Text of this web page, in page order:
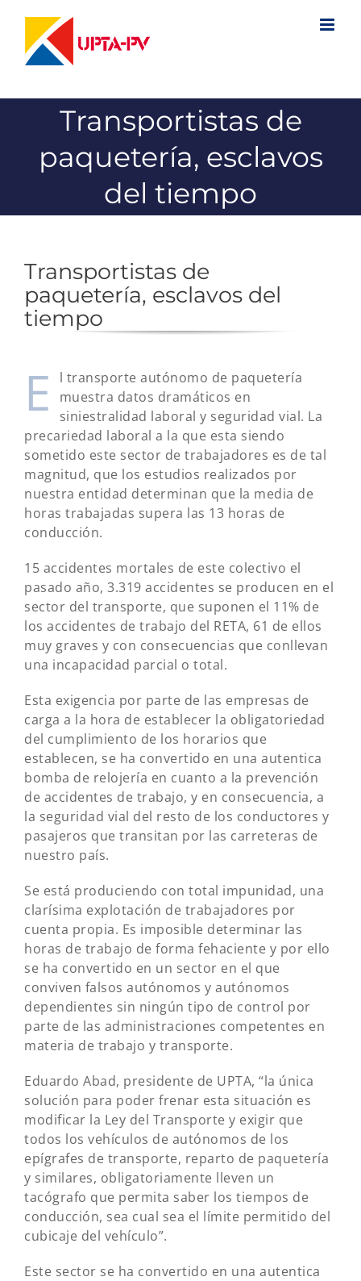
contenido
Transportistas de
paquetería, esclavos
del tiempo
Transportistas de
paquetería, esclavos del
tiempo
E
l transporte autónomo de paquetería
muestra datos dramáticos en
siniestralidad laboral y seguridad vial. La
precariedad laboral a la que esta siendo
sometido este sector de trabajadores es de tal
magnitud, que los estudios realizados por
nuestra entidad determinan que la media de
horas trabajadas supera las 13 horas de
conducción.
15 accidentes mortales de este colectivo el
pasado año, 3.319 accidentes se producen en el
sector del transporte, que suponen el 11% de
los accidentes de trabajo del RETA, 61 de ellos
muy graves y con consecuencias que conllevan
una incapacidad parcial o total.
Esta exigencia por parte de las empresas de
carga a la hora de establecer la obligatoriedad
del cumplimiento de los horarios que
establecen, se ha convertido en una autentica
bomba de relojería en cuanto a la prevención
de accidentes de trabajo, y en consecuencia, a
la seguridad vial del resto de los conductores y
pasajeros que transitan por las carreteras de
nuestro país.
Se está produciendo con total impunidad, una
clarísima explotación de trabajadores por
cuenta propia. Es imposible determinar las
horas de trabajo de forma fehaciente y por ello
se ha convertido en un sector en el que
conviven falsos autónomos y autónomos
dependientes sin ningún tipo de control por
parte de las administraciones competentes en
materia de trabajo y transporte.
Eduardo Abad, presidente de UPTA, “la única
solución para poder frenar esta situación es
modificar la Ley del Transporte y exigir que
todos los vehículos de autónomos de los
epígrafes de transporte, reparto de paquetería
y similares, obligatoriamente lleven un
tacógrafo que permita saber los tiempos de
conducción, sea cual sea el límite permitido del
cubicaje del vehículo”.
Este sector se ha convertido en una autentica